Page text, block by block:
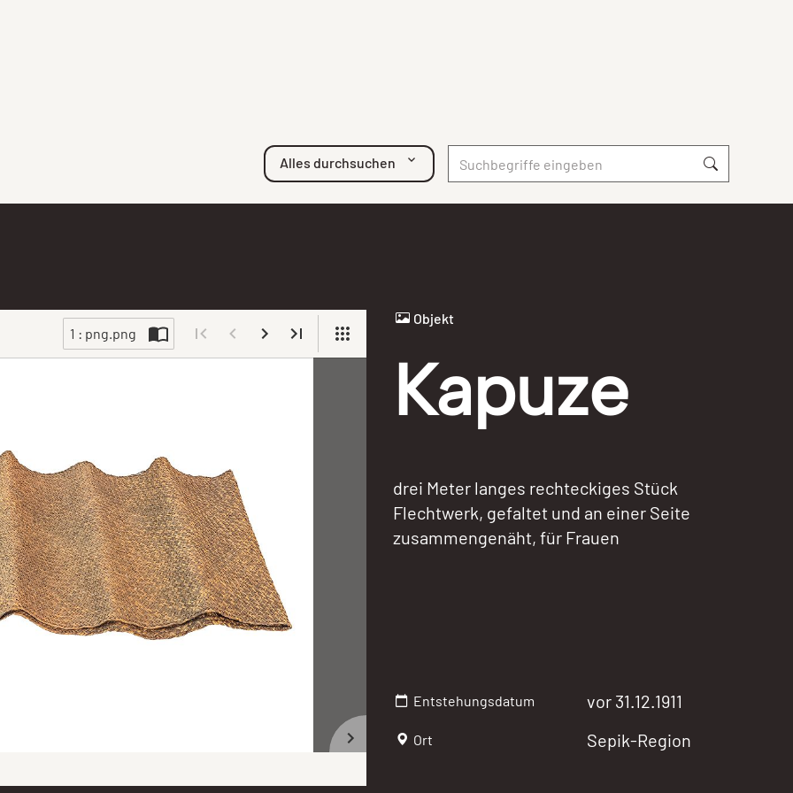
Alles durchsuchen
1 : png.png
Objekt
Kapuze
drei Meter langes rechteckiges Stück
Flechtwerk, gefaltet und an einer Seite
zusammengenäht, für Frauen
Entstehungsdatum vor 31.12.1911
Ort Sepik-Region